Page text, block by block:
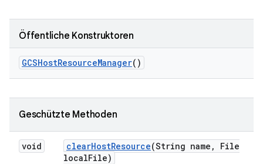
Öffentliche Konstruktoren
GCSHostResourceManager()
Geschützte Methoden
void clearHostResource(String name ,
File
localFile)